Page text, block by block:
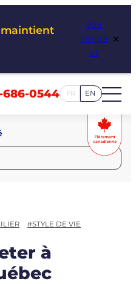
maintient
Voir
l’impa
ct
×
686-0544 FR EN
#STYLE DE VIE
à